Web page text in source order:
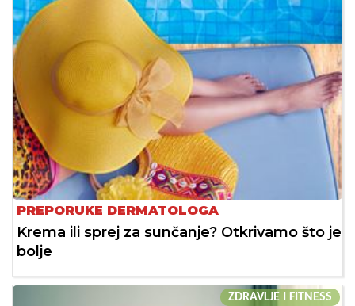
PREPORUKE DERMATOLOGA
Krema ili sprej za sunčanje? Otkrivamo što je
bolje
ZDRAVLJE I FITNESS